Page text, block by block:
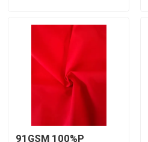
Inicio
Productos
Sobre nosotros
91GSM 100%P